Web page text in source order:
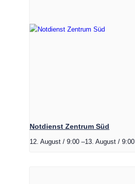
Notdienst Zentrum Süd
12. August / 9:00 –13. August / 9:00